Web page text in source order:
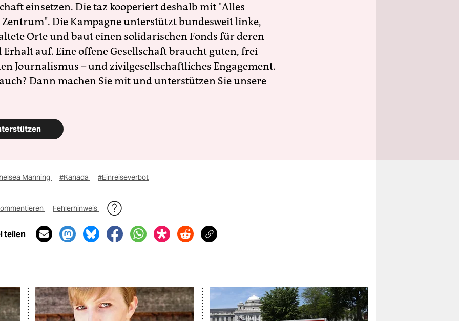
einsetzen. Die taz kooperiert deshalb mit "Alles
Die Kampagne unterstützt bundesweit linke,
Orte und baut einen solidarischen Fonds für deren
Erhalt auf. Eine offene Gesellschaft braucht guten, frei
Journalismus – und zivilgesellschaftliches Engagement.
Dann machen Sie mit und unterstützen Sie unsere
Manning #Kanada #Einreiseverbot
Fehlerhinweis
teilen